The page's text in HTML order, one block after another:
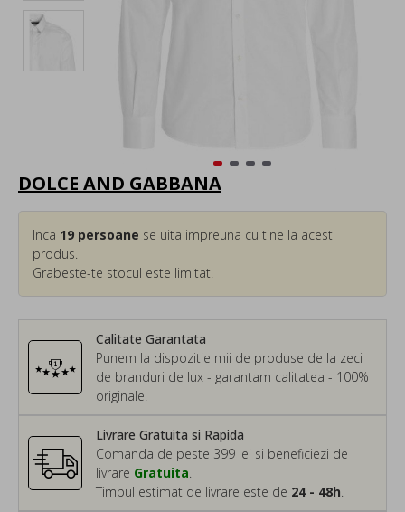
DOLCE AND GABBANA
Calitate Garantata
Punem la dispozitie mii de produse de la zeci
de branduri de lux - garantam calitatea - 100%
originale.
Inca 19 persoane se uita impreuna cu tine la acest
produs.
Grabeste-te stocul este limitat!
Livrare Gratuita si Rapida
Comanda de peste 399 lei si beneficiezi de
livrare Gratuita.
Timpul estimat de livrare este de 24 - 48h.